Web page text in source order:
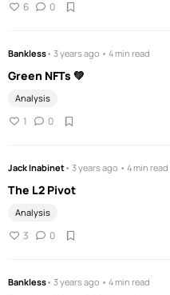
6 0
Bankless• 3 years ago • 4 min read
Green NFTs 💚
Analysis
1 0
Jack Inabinet• 3 years ago • 4 min read
The L2 Pivot
Analysis
3 0
Bankless• 3 years ago • 4 min read